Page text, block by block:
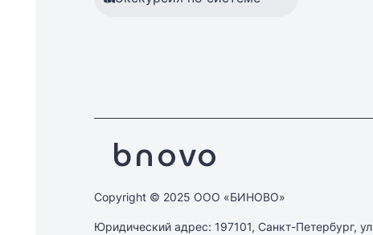
Copyright © 2025 ООО «БИНОВО»
Юридический адрес: 197101, Санкт-Петербург, ул